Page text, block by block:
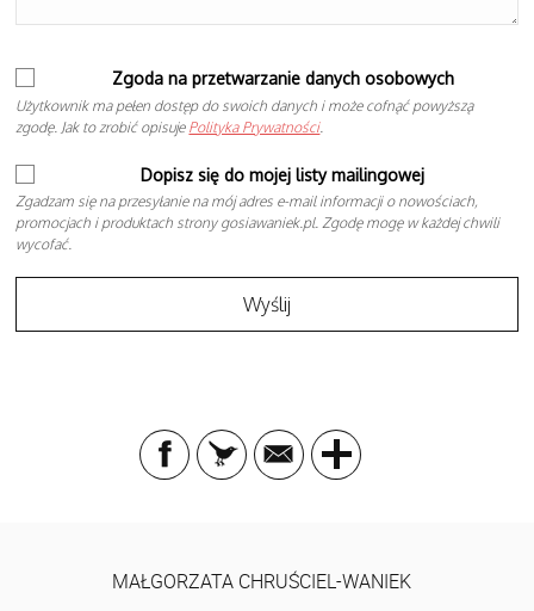
Zgoda na przetwarzanie danych osobowych
Użytkownik ma pełen dostęp do swoich danych i może cofnąć powyższą
zgodę. Jak to zrobić opisuje Polityka Prywatności.
Dopisz się do mojej listy mailingowej
Zgadzam się na przesyłanie na mój adres e-mail informacji o nowościach,
promocjach i produktach strony gosiawaniek.pl. Zgodę mogę w każdej chwili
wycofać.
MAŁGORZATA CHRUŚCIEL-WANIEK